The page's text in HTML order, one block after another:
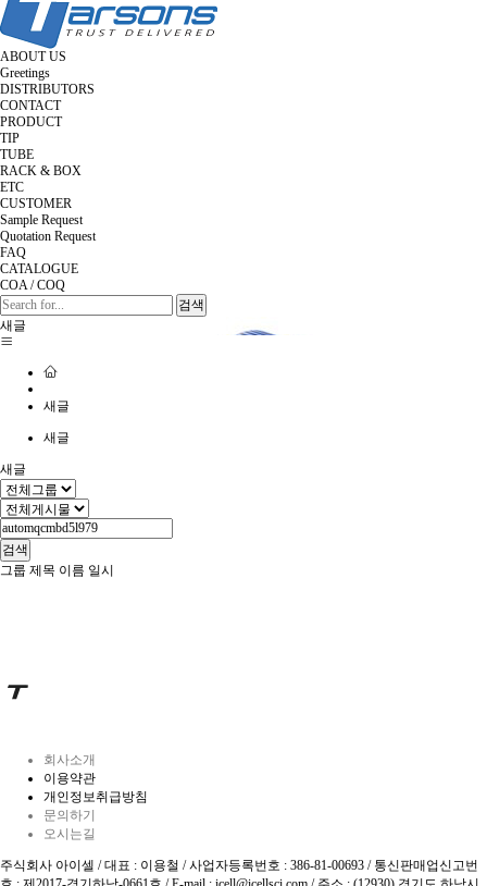
ABOUT US
Greetings
DISTRIBUTORS
CONTACT
PRODUCT
TIP
TUBE
RACK & BOX
ETC
CUSTOMER
Sample Request
Quotation Request
FAQ
CATALOGUE
COA / COQ
검색
새글
새글
새글
새글
검색
그룹 제목 이름 일시
회사소개
이용약관
개인정보취급방침
문의하기
오시는길
주식회사 아이셀 / 대표 : 이용철 / 사업자등록번호 : 386-81-00693 / 통신판매업신고번